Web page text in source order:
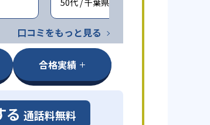
50代 / 千葉県 女性
口コミをもっと見る
合格実績
る 通話料無料